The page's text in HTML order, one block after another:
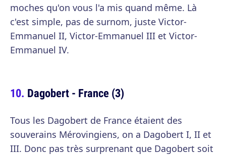
moches qu'on vous l'a mis quand même. Là
c'est simple, pas de surnom, juste Victor-
Emmanuel II, Victor-Emmanuel III et Victor-
Emmanuel IV.
Dagobert - France (3)
Tous les Dagobert de France étaient des
souverains Mérovingiens, on a Dagobert I, II et
III. Donc pas très surprenant que Dagobert soit